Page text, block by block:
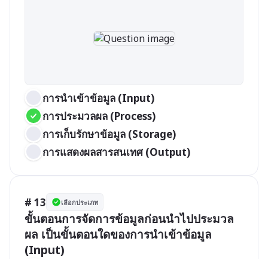
การนำเข้าข้อมูล (Input)
การประมวลผล (Process)
การเก็บรักษาข้อมูล (Storage)
การแสดงผลสารสนเทศ (Output)
# 13 เลือกประเภท
ขั้นตอนการจัดการข้อมูลก่อนนำไปประมวล
ผล เป็นขั้นตอนใดของการนำเข้าข้อมูล
(Input)